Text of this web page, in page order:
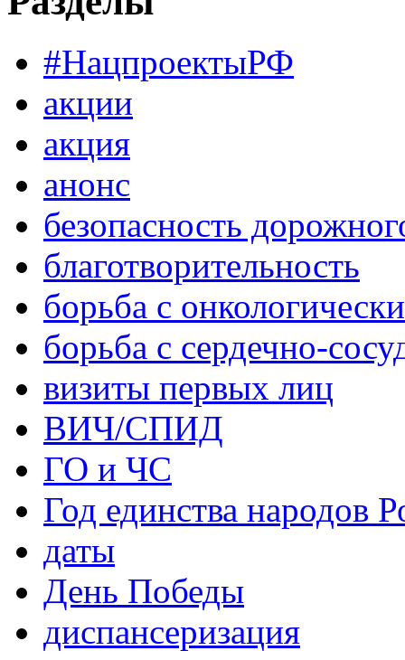
#НацпроектыРФ
акции
акция
анонс
безопасность
благотворительность
борьба с
борьба с сердечно-
визиты первых лиц
ВИЧ/СПИД
ГО и ЧС
Год единства народов
даты
День Победы
диспансеризация